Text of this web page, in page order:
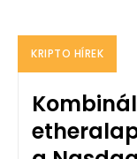
KRIPTO HÍREK